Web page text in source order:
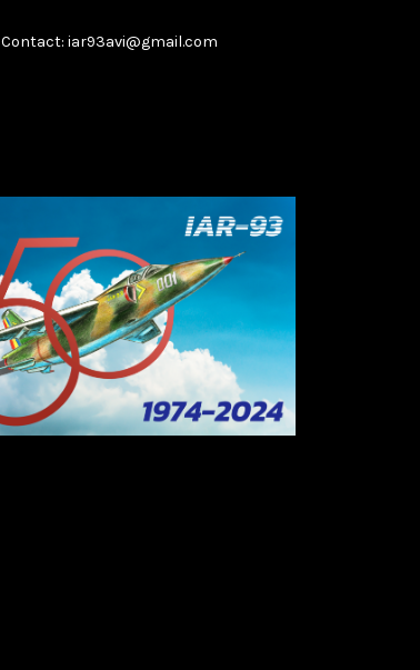
Contact: iar93avi@gmail.com